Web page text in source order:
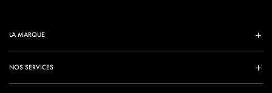
LA MARQUE
NOS SERVICES